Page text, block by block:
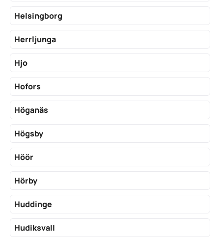
Helsingborg
Herrljunga
Hjo
Hofors
Höganäs
Högsby
Höör
Hörby
Huddinge
Hudiksvall